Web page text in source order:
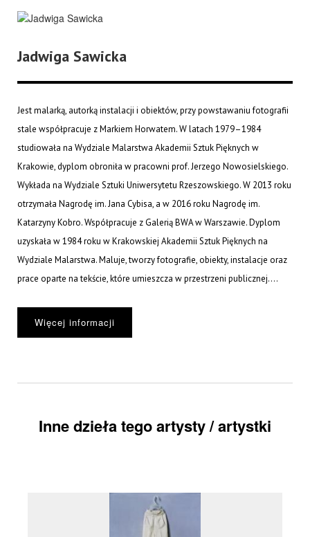
Jadwiga Sawicka
Jest malarką, autorką instalacji i obiektów, przy powstawaniu fotografii
stale współpracuje z Markiem Horwatem. W latach 1979–1984
studiowała na Wydziale Malarstwa Akademii Sztuk Pięknych w
Krakowie, dyplom obroniła w pracowni prof. Jerzego Nowosielskiego.
Wykłada na Wydziale Sztuki Uniwersytetu Rzeszowskiego. W 2013 roku
otrzymała Nagrodę im. Jana Cybisa, a w 2016 roku Nagrodę im.
Katarzyny Kobro. Współpracuje z Galerią BWA w Warszawie. Dyplom
uzyskała w 1984 roku w Krakowskiej Akademii Sztuk Pięknych na
Wydziale Malarstwa. Maluje, tworzy fotografie, obiekty, instalacje oraz
prace oparte na tekście, które umieszcza w przestrzeni publicznej....
Więcej informacji
Inne dzieła tego artysty / artystki